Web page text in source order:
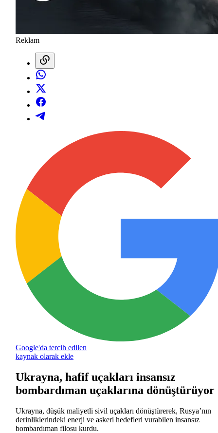
Reklam
Google'da tercih edilen
kaynak olarak ekle
Ukrayna, hafif uçakları insansız
bombardıman uçaklarına dönüştürüyor
Ukrayna, düşük maliyetli sivil uçakları dönüştürerek, Rusya’nın
derinliklerindeki enerji ve askeri hedefleri vurabilen insansız
bombardıman filosu kurdu.